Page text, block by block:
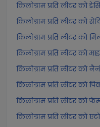
किलोग्राम प्रति लीटर को
किलोग्राम प्रति लीटर को
किलोग्राम प्रति लीटर को
किलोग्राम प्रति लीटर को
किलोग्राम प्रति लीटर को
किलोग्राम प्रति लीटर को
किलोग्राम प्रति लीटर को
किलोग्राम प्रति लीटर को